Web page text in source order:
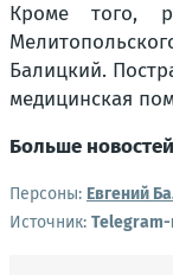
Кроме того,
Балицкий.
медицинская
Больше
Персоны: Евгений
Источник: Telegram-